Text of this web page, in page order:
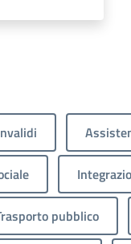
pubblico